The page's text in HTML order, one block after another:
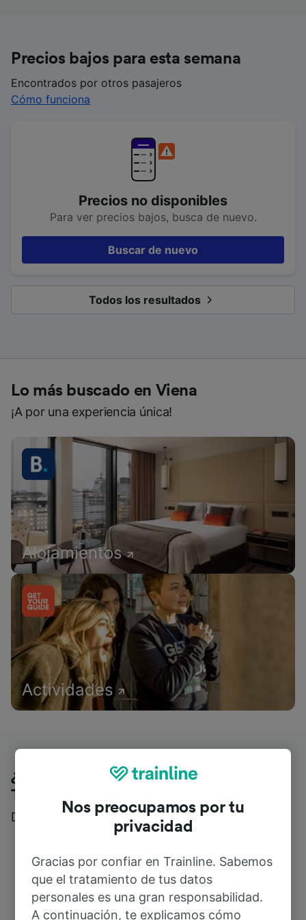
Precios bajos para esta semana
Encontrados por otros pasajeros
Cómo funciona
Precios no disponibles
Para ver precios bajos, busca de nuevo.
Buscar de nuevo
Todos los resultados
Lo más buscado en Viena
¡A por una experiencia única!
Alojamientos
Actividades
¿Qué piensan nuestros clientes de
Trainline?
Descubre reseñas reales de nuestros viajeros
Nos preocupamos por tu
privacidad
Gracias por confiar en Trainline. Sabemos
que el tratamiento de tus datos
personales es una gran responsabilidad.
A continuación, te explicamos cómo